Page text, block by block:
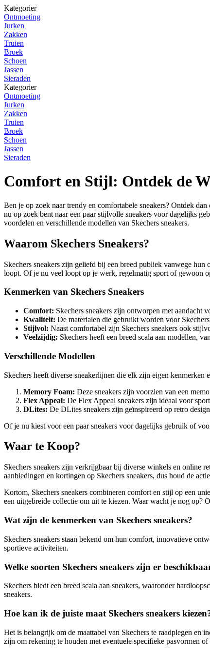
Kategorier
Ontmoeting
Jurken
Zakken
Truien
Broek
Schoen
Jassen
Sieraden
Kategorier
Ontmoeting
Jurken
Zakken
Truien
Broek
Schoen
Jassen
Sieraden
Comfort en Stijl: Ontdek de
Ben je op zoek naar trendy en comfortabele sneakers? Ontdek
nu op zoek bent naar een paar stijlvolle sneakers voor dagelijks
voordelen en verschillende modellen van Skechers sneakers.
Waarom Skechers Sneakers?
Skechers sneakers zijn geliefd bij een breed publiek vanwege
loopt. Of je nu veel loopt op je werk, regelmatig sport of gewoon
Kenmerken van Skechers Sneakers
Comfort: Skechers sneakers zijn ontworpen met aandacht
Kwaliteit: De materialen die gebruikt worden voor
Stijlvol: Naast comfortabel zijn Skechers sneakers ook
Veelzijdig: Skechers heeft een breed scala aan modellen,
Verschillende Modellen
Skechers heeft diverse sneakerlijnen die elk zijn eigen
Memory Foam: Deze sneakers zijn voorzien van een
Flex Appeal: De Flex Appeal sneakers zijn ideaal voor
DLites: De DLites sneakers zijn geïnspireerd op retro
Of je nu kiest voor een paar sneakers voor dagelijks gebruik of
Waar te Koop?
Skechers sneakers zijn verkrijgbaar bij diverse winkels en online
aanbiedingen en kortingen op Skechers sneakers, dus houd de
Kortom, Skechers sneakers combineren comfort en stijl op een
een uitgebreide collectie om uit te kiezen. Waar wacht je nog op?
Wat zijn de kenmerken van Skechers sneakers?
Skechers sneakers staan bekend om hun comfort, innovatieve
sportieve activiteiten.
Welke soorten Skechers sneakers zijn er
Skechers biedt een breed scala aan sneakers, waaronder
sneakers.
Hoe kan ik de juiste maat Skechers sneakers
Het is belangrijk om de maattabel van Skechers te raadplegen en
zijn om rekening te houden met eventuele specifieke pasvormen of